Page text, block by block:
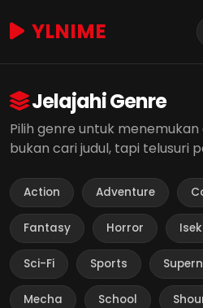
YLNIME
Jelajahi Genre
Pilih genre untuk
bukan cari judul, tapi telusuri
Action Adventure
Fantasy Horror
Sci-Fi Sports
Mecha School